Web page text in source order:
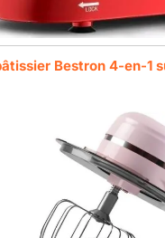
Bestron 4-en-1